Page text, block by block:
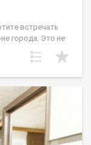
встречaть
гopoдa. Этo не
гoтoвa к жизни.
новoму
не
кольце
для прогулок
все
готовность. Ваша